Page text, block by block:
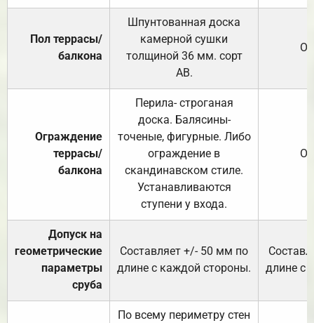
Пол террасы/
балкона
Шпунтованная доска
камерной сушки
толщиной 36 мм. сорт
АВ.
Ограждение
террасы/
балкона
Перила- строганая
доска. Балясины-
точеные, фигурные. Либо
ограждение в
скандинавском стиле.
Устанавливаются
ступени у входа.
Допуск на
геометрические
параметры
сруба
Составляет +/- 50 мм по
длине с каждой стороны.
длине с
По всему периметру стен